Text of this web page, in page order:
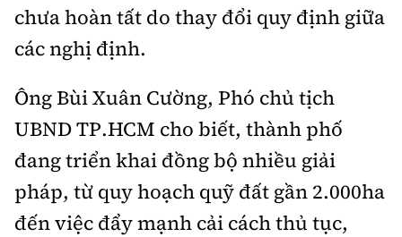
chưa hoàn tất do thay đổi quy định giữa
các nghị định.
Ông Bùi Xuân Cường, Phó chủ tịch
UBND TP.HCM cho biết, thành phố
đang triển khai đồng bộ nhiều giải
pháp, từ quy hoạch quỹ đất gần 2.000ha
đến việc đẩy mạnh cải cách thủ tục,